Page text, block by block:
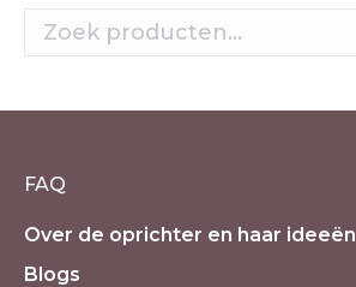
FAQ
Over de oprichter en haar ideeën
Blogs